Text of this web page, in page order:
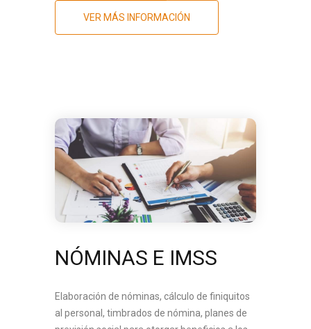
VER MÁS INFORMACIÓN
NÓMINAS E IMSS
Elaboración de nóminas, cálculo de finiquitos
al personal, timbrados de nómina, planes de